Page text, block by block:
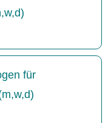
für